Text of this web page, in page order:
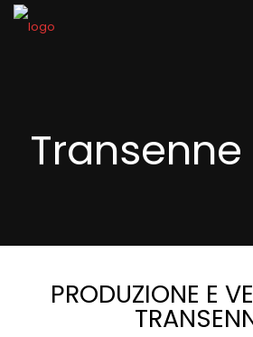
Transenne
PRODUZIONE E